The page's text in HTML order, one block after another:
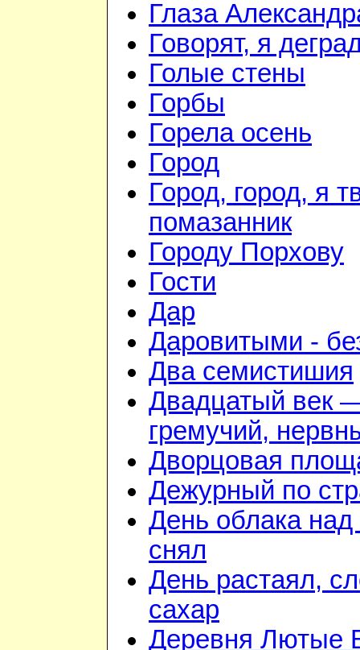
Глаза
Говорят, я
Голые стены
Горбы
Горела осень
Город
Город, город, я
помазанник
Городу Порхову
Гости
Дар
Даровитыми -
Два семистишия
Двадцатый век
гремучий,
Дворцовая
Дежурный по
День облака
снял
День растаял,
сахар
Деревня Лютые